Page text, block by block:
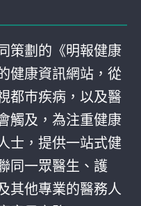
策劃的《明報健康
健康資訊網站，從
都巿疾病，以及醫
觸及，為注重健康
士，提供一站式健
同一眾醫生、護
其他專業的醫務人